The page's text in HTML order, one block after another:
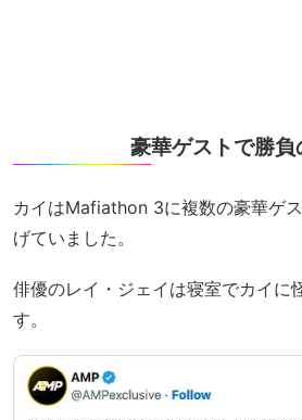
豪華ゲストで勝負
カイはMafiathon 3に複数の豪華ゲ
げていました。
俳優のレイ・ジェイは寝室でカイに
す。